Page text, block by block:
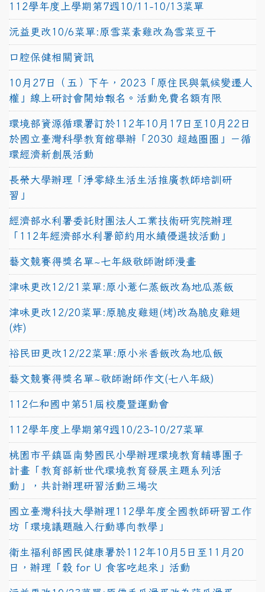
112學年度上學期第7週10/11-10/13菜單
沅益更改10/6菜單:原雪菜素雞改為雪菜豆干
口腔保健相關資訊
10月27日（五）下午，2023「原住民與氣候變遷人
權」線上研討會開始報名。活動免費名額有限
環境部資源循環署訂於112年10月17日至10月22日
於國立臺灣科學教育館舉辦「2030 超越圈圈」－循
環經濟新創展活動
長榮大學辦理「淨零綠生活生活推廣教師培訓研
習」
經濟部水利署委託財團法人工業技術研究院辦理
「112年經濟部水利署節約用水績優選拔活動」
藝文競賽得獎名單~七年級敬師謝師漫畫
津味更改12/21菜單:原小薏仁蒸飯改為地瓜蒸飯
津味更改12/20菜單:原脆皮雞翅(烤)改為脆皮雞翅
(炸)
裕民田更改12/22菜單:原小米香飯改為地瓜飯
藝文競賽得獎名單~敬師謝師作文(七八年級)
112仁和國中第51屆校慶暨運動會
112學年度上學期第9週10/23-10/27菜單
桃園市平鎮區南勢國民小學辦理環境教育輔導團子
計畫「教育部新世代環境教育發展主題系列活
動」，共計辦理研習活動三場次
國立臺灣科技大學辦理112學年度全國教師研習工作
坊「環境議題融入行動導向教學」
衛生福利部國民健康署於112年10月5日至11月20
日，辦理「穀 for U 食客吃起來」活動